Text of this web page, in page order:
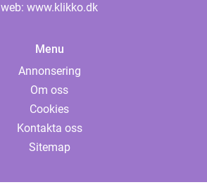
web: www.klikko.dk
Menu
Annonsering
Om oss
Cookies
Kontakta oss
Sitemap